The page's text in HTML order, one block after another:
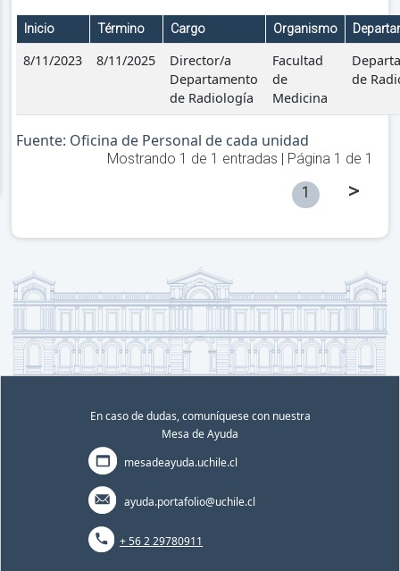
Inicio Término Cargo Organismo
8/11/2023 8/11/2025
Director/a
Departamento
de Radiología
Facultad
de
Medicina
de
Fuente: Oficina de Personal de cada unidad
Mostrando 1 de 1 entradas | Página 1 de 1
1
>
En caso de dudas, comuníquese con nuestra
Mesa de Ayuda
mesadeayuda.uchile.cl
ayuda.portafolio@uchile.cl
+ 56 2 29780911